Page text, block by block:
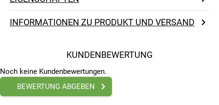
INFORMATIONEN ZU PRODUKT UND VERSAND
KUNDENBEWERTUNG
Noch keine Kundenbewertungen.
BEWERTUNG ABGEBEN